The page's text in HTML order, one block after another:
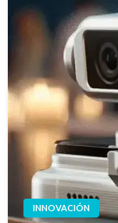
INNOVACIÓN